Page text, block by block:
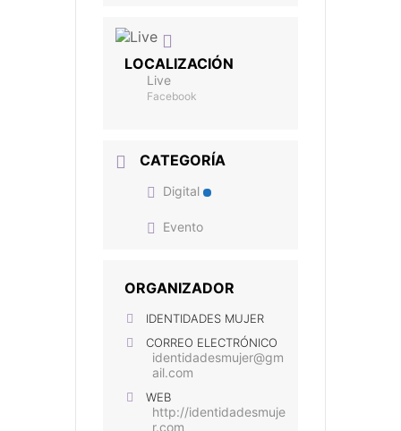
LOCALIZACIÓN
Live
Facebook
CATEGORÍA
Digital
Evento
ORGANIZADOR
IDENTIDADES MUJER
CORREO ELECTRÓNICO
identidadesmujer@gm
ail.com
WEB
http://identidadesmuje
r.com